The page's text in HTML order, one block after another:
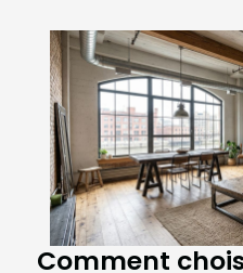
Comment